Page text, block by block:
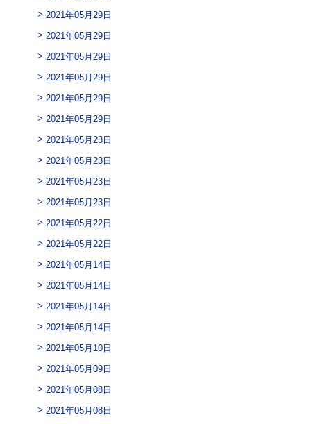
2021年05月29日
2021年05月29日
2021年05月29日
2021年05月29日
2021年05月29日
2021年05月29日
2021年05月23日
2021年05月23日
2021年05月23日
2021年05月23日
2021年05月22日
2021年05月22日
2021年05月14日
2021年05月14日
2021年05月14日
2021年05月14日
2021年05月10日
2021年05月09日
2021年05月08日
2021年05月08日